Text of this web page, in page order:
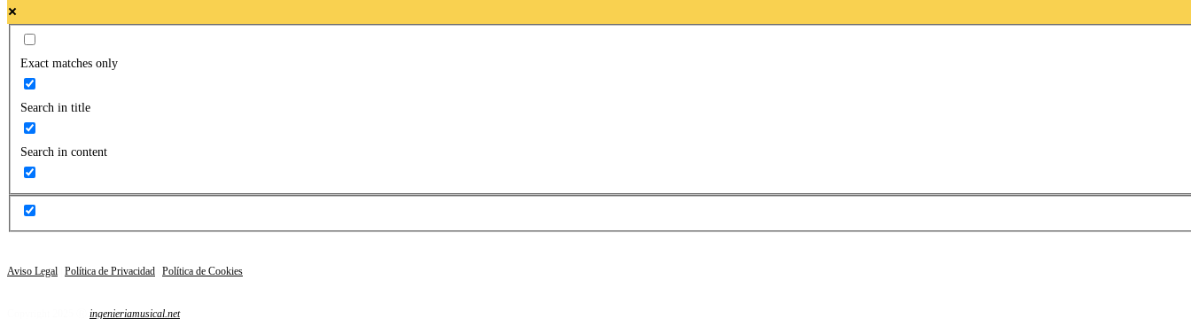
Exact matches only
Search in title
Search in content
Aviso Legal Política de Privacidad Política de Cookies
ingenieriamusical.net